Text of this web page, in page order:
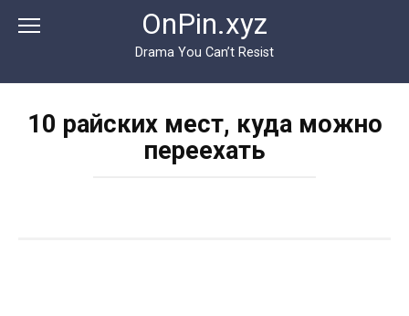
OnPin.xyz
Drama You Can’t Resist
10 райских мест, куда можно
переехать